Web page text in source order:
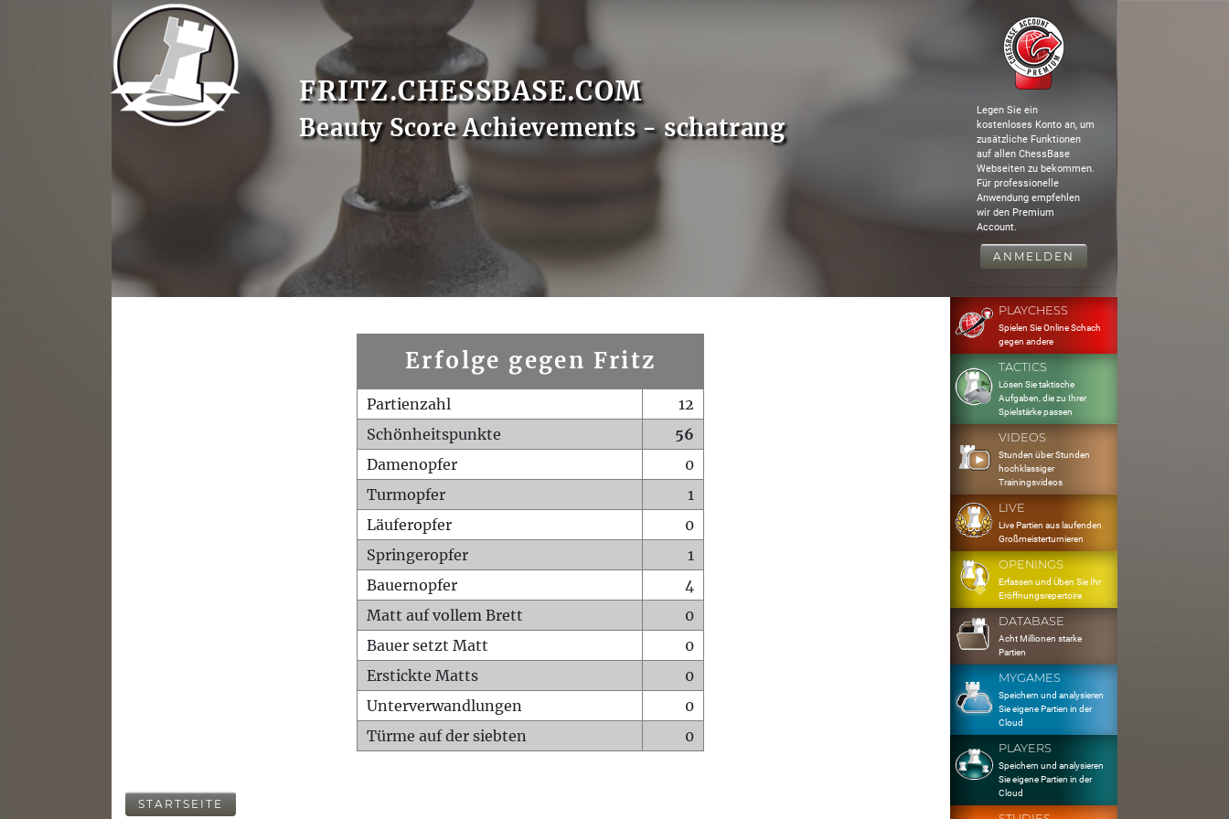
FRITZ.CHESSBASE.COM
Beauty Score Achievements - schatrang
Legen Sie ein
kostenloses Konto an, um
zusätzliche Funktionen
auf allen ChessBase
Webseiten zu bekommen.
Für professionelle
Anwendung empfehlen
wir den Premium
Account.
ANMELDEN
Erfolge gegen Fritz
Partienzahl
12
Schönheitspunkte
56
Damenopfer
0
Turmopfer
1
Läuferopfer
0
Springeropfer
1
Bauernopfer
4
Matt auf vollem Brett
0
Bauer setzt Matt
0
Erstickte Matts
0
Unterverwandlungen
0
Türme auf der siebten
0
STARTSEITE
PLAYCHESS
Spielen Sie Online Schach
gegen andere
TACTICS
Lösen Sie taktische
Aufgaben, die zu Ihrer
Spielstärke passen
VIDEOS
Stunden über Stunden
hochklassiger
Trainingsvideos
LIVE
Live Partien aus laufenden
Großmeisterturnieren
OPENINGS
Erfassen und Üben Sie Ihr
Eröffnungsrepertoire
DATABASE
Acht Millionen starke
Partien
MYGAMES
Speichern und analysieren
Sie eigene Partien in der
Cloud
PLAYERS
Speichern und analysieren
Sie eigene Partien in der
Cloud